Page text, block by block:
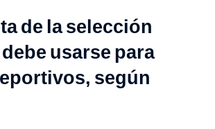
de la selección
usarse para
según